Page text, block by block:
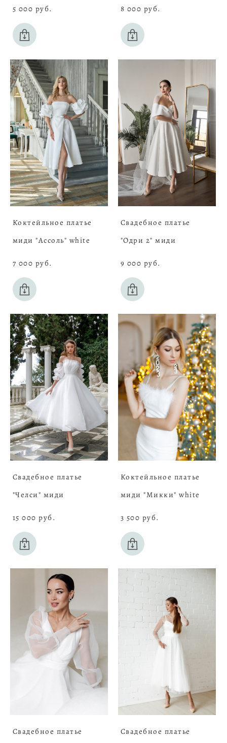
5 000 pуб. 8 000 pуб.
Коктейльное платье
миди "Ассоль" white
7 000 pуб.
Свадебное платье
"Одри 2" миди
9 000 pуб.
Свадебное платье
"Челси" миди
15 000 pуб.
Коктейльное платье
миди "Микки" white
3 500 pуб.
Свадебное платье
Свадебное платье